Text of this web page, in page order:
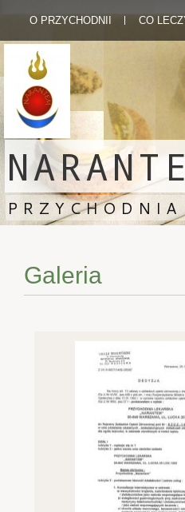
O PRZYCHODNII CO
Galeria